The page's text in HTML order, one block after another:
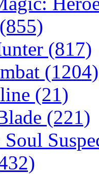
(855)
(817)
(1204)
(21)
(221)